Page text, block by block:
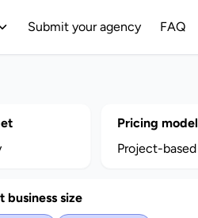
Submit your agency FAQ
Pricing model
Project-based
business size